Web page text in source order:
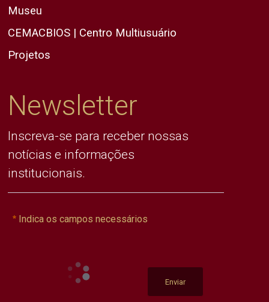
Museu
CEMACBIOS | Centro Multiusuário
Projetos
Newsletter
Inscreva-se para receber nossas
notícias e informações
institucionais.
Indica os campos necessários
Enviar